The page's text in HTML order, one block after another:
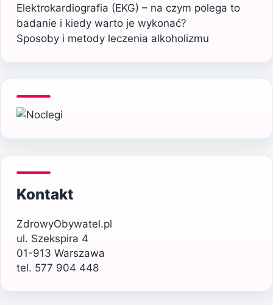
Elektrokardiografia (EKG) – na czym polega to
badanie i kiedy warto je wykonać?
Sposoby i metody leczenia alkoholizmu
Kontakt
ZdrowyObywatel.pl
ul. Szekspira 4
01-913 Warszawa
tel. 577 904 448